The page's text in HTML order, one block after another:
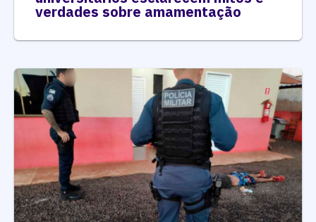
verdades sobre amamentação